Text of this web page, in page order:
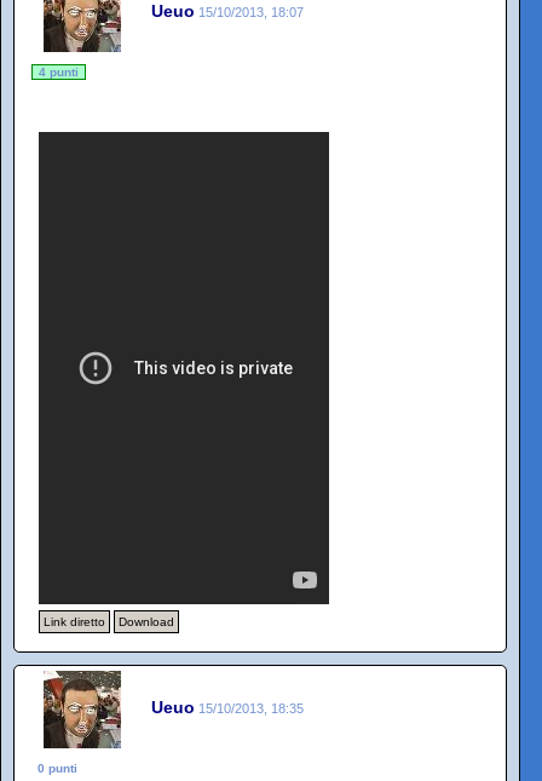
Ueuo 15/10/2013, 18:07
4 punti
Link diretto Download
Ueuo 15/10/2013, 18:35
0 punti